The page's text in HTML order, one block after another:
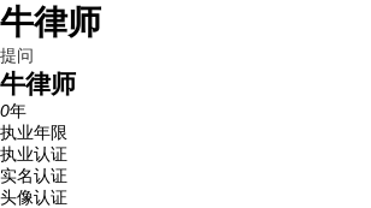
牛律师
提问
牛律师
0年
执业年限
执业认证
实名认证
头像认证